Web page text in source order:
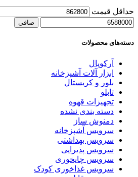
حداقل قیمت
صافی
دسته‌های محصولات
آرکوپال
ابزار آلات آشپزخانه
بلور و کریستال
تابلو
تجهیزات قهوه
دسته بندی نشده
دمنوش ساز
سرویس آشپزخانه
سرویس بهداشتی
سرویس پذیرایی
سرویس چایخوری
سرویس غذاخوری کودک